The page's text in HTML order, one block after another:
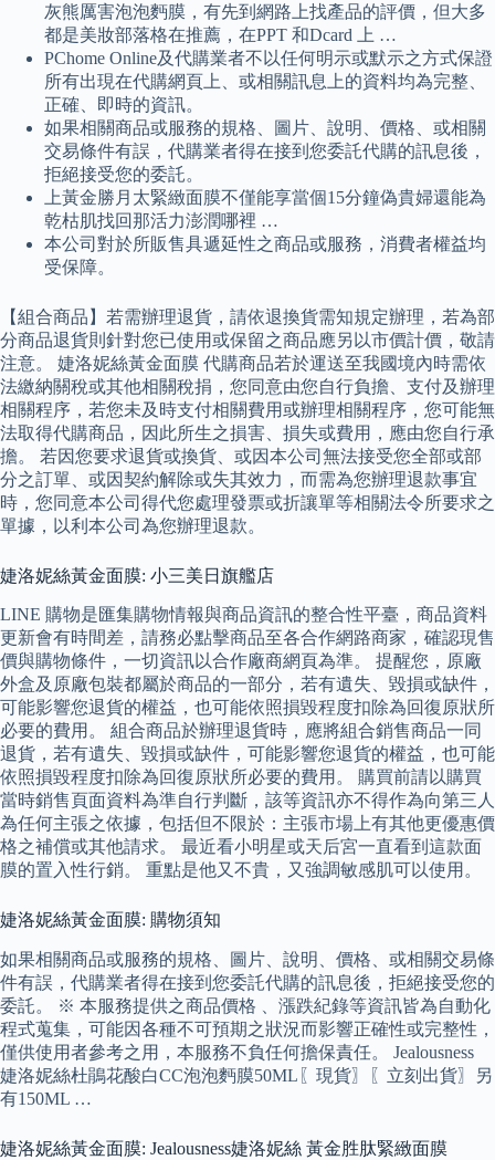
灰熊厲害泡泡麪膜，有先到網路上找產品的評價，但大多
都是美妝部落格在推薦，在PPT 和Dcard 上 …
PChome Online及代購業者不以任何明示或默示之方式保證
所有出現在代購網頁上、或相關訊息上的資料均為完整、
正確、即時的資訊。
如果相關商品或服務的規格、圖片、說明、價格、或相關
交易條件有誤，代購業者得在接到您委託代購的訊息後，
拒絕接受您的委託。
上黃金勝月太緊緻面膜不僅能享當個15分鐘偽貴婦還能為
乾枯肌找回那活力澎潤哪裡 …
本公司對於所販售具遞延性之商品或服務，消費者權益均
受保障。
【組合商品】若需辦理退貨，請依退換貨需知規定辦理，若為部
分商品退貨則針對您已使用或保留之商品應另以市價計價，敬請
注意。 婕洛妮絲黃金面膜 代購商品若於運送至我國境內時需依
法繳納關稅或其他相關稅捐，您同意由您自行負擔、支付及辦理
相關程序，若您未及時支付相關費用或辦理相關程序，您可能無
法取得代購商品，因此所生之損害、損失或費用，應由您自行承
擔。 若因您要求退貨或換貨、或因本公司無法接受您全部或部
分之訂單、或因契約解除或失其效力，而需為您辦理退款事宜
時，您同意本公司得代您處理發票或折讓單等相關法令所要求之
單據，以利本公司為您辦理退款。
婕洛妮絲黃金面膜: 小三美日旗艦店
LINE 購物是匯集購物情報與商品資訊的整合性平臺，商品資料
更新會有時間差，請務必點擊商品至各合作網路商家，確認現售
價與購物條件，一切資訊以合作廠商網頁為準。 提醒您，原廠
外盒及原廠包裝都屬於商品的一部分，若有遺失、毀損或缺件，
可能影響您退貨的權益，也可能依照損毀程度扣除為回復原狀所
必要的費用。 組合商品於辦理退貨時，應將組合銷售商品一同
退貨，若有遺失、毀損或缺件，可能影響您退貨的權益，也可能
依照損毀程度扣除為回復原狀所必要的費用。 購買前請以購買
當時銷售頁面資料為準自行判斷，該等資訊亦不得作為向第三人
為任何主張之依據，包括但不限於：主張市場上有其他更優惠價
格之補償或其他請求。 最近看小明星或天后宮一直看到這款面
膜的置入性行銷。 重點是他又不貴，又強調敏感肌可以使用。
婕洛妮絲黃金面膜: 購物須知
如果相關商品或服務的規格、圖片、說明、價格、或相關交易條
件有誤，代購業者得在接到您委託代購的訊息後，拒絕接受您的
委託。 ※ 本服務提供之商品價格 、漲跌紀錄等資訊皆為自動化
程式蒐集，可能因各種不可預期之狀況而影響正確性或完整性，
僅供使用者參考之用，本服務不負任何擔保責任。 Jealousness
婕洛妮絲杜鵑花酸白CC泡泡麪膜50ML〖現貨〗〖立刻出貨〗另
有150ML …
婕洛妮絲黃金面膜: Jealousness婕洛妮絲 黃金胜肽緊緻面膜